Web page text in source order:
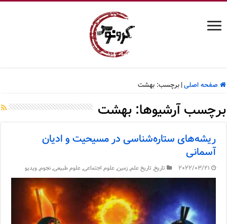
صفحه اصلی| برچسب:بهشت
برچسب آرشیوها:بهشت
ریشه‌های ستاره‌شناسی در مسیحیت و ادیان
آسمانی
2022/03/21 تاریخ, تاریخ علم,زمین,علوم اجتماعی,علوم طبیعی,نجوم,ویدیو